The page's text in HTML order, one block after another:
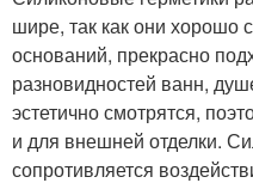
шире, так как они хорошо
оснований, прекрасно
разновидностей ванн,
эстетично смотрятся,
и для внешней отделки.
сопротивляется